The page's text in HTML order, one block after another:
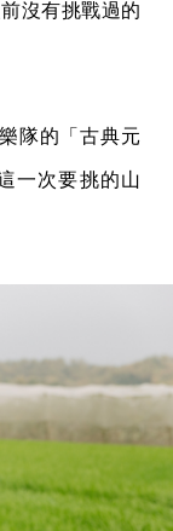
沒有挑戰過的
隊的「古典元
一次要挑的山